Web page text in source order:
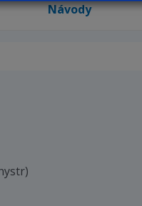
Návody